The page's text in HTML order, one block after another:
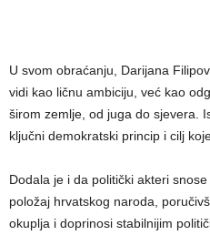
U svom obraćanju, Darijana
vidi kao ličnu ambiciju, već kao
širom zemlje, od juga do sjevera.
ključni demokratski princip i cilj
Dodala je i da politički akteri
položaj hrvatskog naroda,
okuplja i doprinosi stabilnijim